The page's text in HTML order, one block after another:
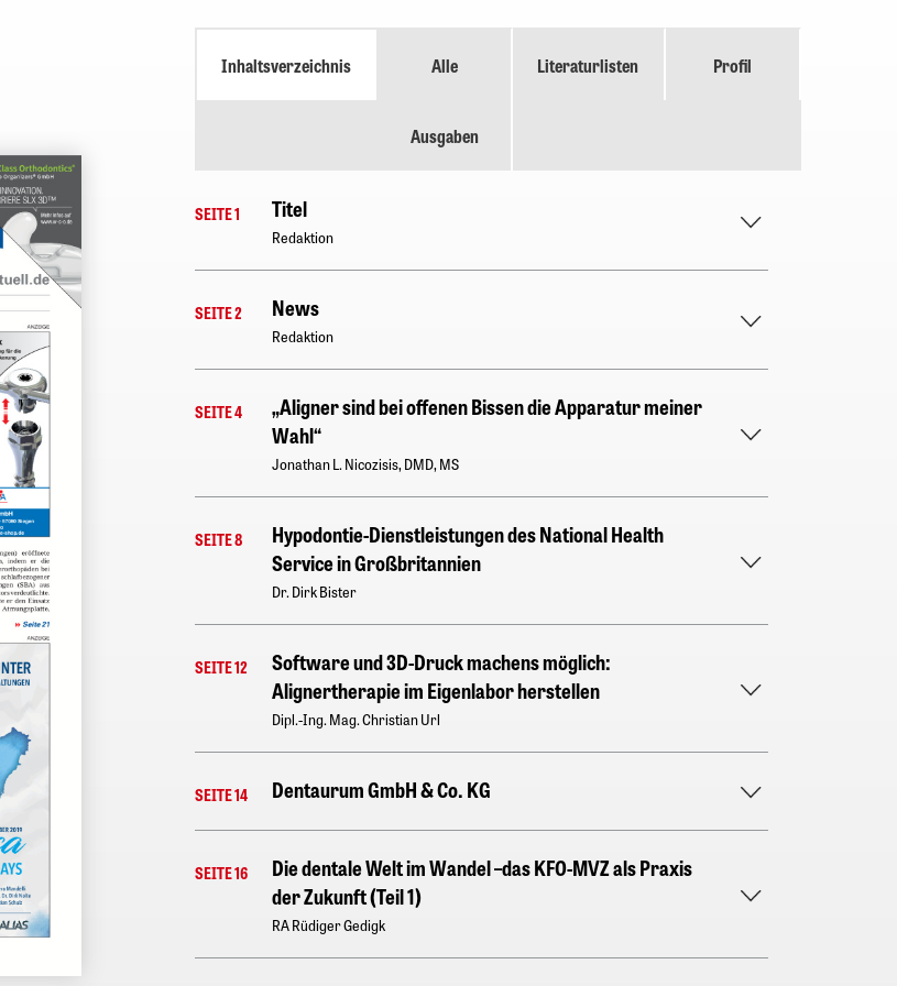
Inhaltsverzeichnis Alle
Ausgaben
Literaturlisten Profil
SEITE 1 Titel
Redaktion
SEITE 2 News
Redaktion
SEITE 4
„Aligner sind bei offenen Bissen die Apparatur meiner
Wahl“
Jonathan L. Nicozisis, DMD, MS
SEITE 8
Hypodontie-Dienstleistungen des National Health
Service in Großbritannien
Dr. Dirk Bister
SEITE 12
Software und 3D-Druck machens möglich:
Alignertherapie im Eigenlabor herstellen
Dipl.-Ing. Mag. Christian Url
SEITE 14 Dentaurum GmbH & Co. KG
SEITE 16
Die dentale Welt im Wandel –das KFO-MVZ als Praxis
der Zukunft (Teil 1)
RA Rüdiger Gedigk